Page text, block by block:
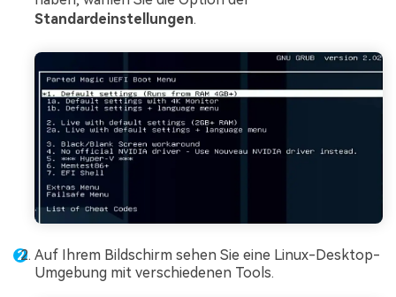
Standardeinstellungen.
Auf Ihrem Bildschirm sehen Sie eine Linux-Desktop-
Umgebung mit verschiedenen Tools.